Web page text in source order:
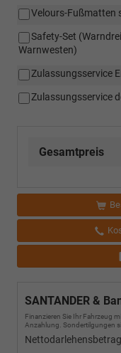
Velours-Fußmatten
Safety-Set
Warnwesten)
Zulassungsservice
Zulassungsservice
Gesamtpreis
SANTANDER &
Finanzieren Sie Ihr Fahrzeug
Anzahlung. Sondertilgungen
Nettodarlehensbetrag